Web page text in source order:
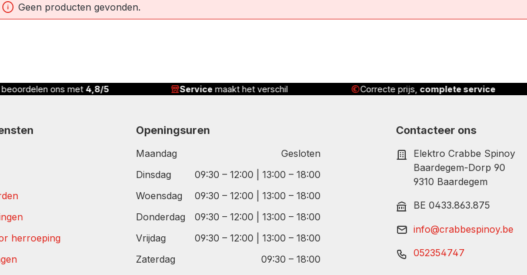
Geen producten gevonden.
beoordelen ons met 4,8/5 Service maakt het verschil Correcte prijs, complete service
herroeping
Openingsuren
Maandag
Gesloten
Dinsdag
09:30 – 12:00 | 13:00 – 18:00
Woensdag
09:30 – 12:00 | 13:00 – 18:00
Donderdag
09:30 – 12:00 | 13:00 – 18:00
Vrijdag
09:30 – 12:00 | 13:00 – 18:00
Zaterdag
09:30 – 18:00
Contacteer ons
Elektro Crabbe Spinoy
Baardegem-Dorp 90
9310 Baardegem
BE 0433.863.875
info@crabbespinoy.be
052354747